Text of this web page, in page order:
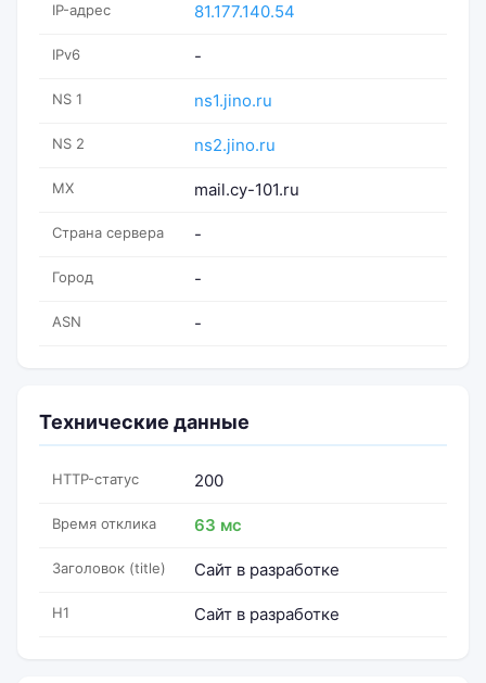
IP-адрес 81.177.140.54
IPv6 -
NS 1 ns1.jino.ru
NS 2 ns2.jino.ru
MX mail.cy-101.ru
Страна сервера -
Город -
ASN -
Технические данные
HTTP-статус 200
Время отклика 63 мс
Заголовок (title) Сайт в разработке
H1 Сайт в разработке